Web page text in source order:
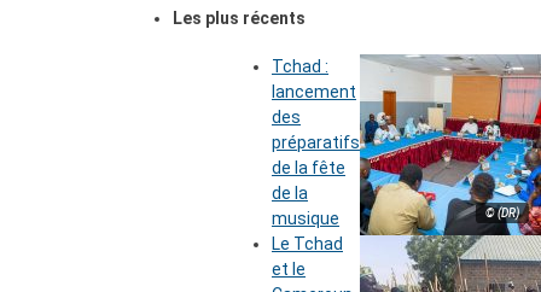
Les plus récents
© (DR)
Tchad :
lancement
des
préparatifs
de la fête
de la
musique
Le Tchad
et le